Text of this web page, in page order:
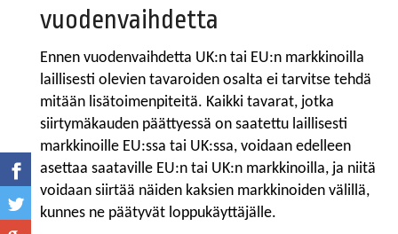
vuodenvaihdetta
Ennen vuodenvaihdetta UK:n tai EU:n markkinoilla
laillisesti olevien tavaroiden osalta ei tarvitse tehdä
mitään lisätoimenpiteitä. Kaikki tavarat, jotka
siirtymäkauden päättyessä on saatettu laillisesti
markkinoille EU:ssa tai UK:ssa, voidaan edelleen
asettaa saataville EU:n tai UK:n markkinoilla, ja niitä
voidaan siirtää näiden kaksien markkinoiden välillä,
kunnes ne päätyvät loppukäyttäjälle.